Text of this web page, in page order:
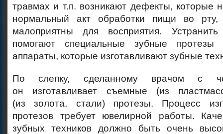
травмах и т.п. возникают дефекты, которые
нормальный акт обработки пищи во рту,
малоприятны для восприятия.
помогают специальные зубные протезы
аппараты, которые изготавливают зубные
По слепку, сделанному врачом с
он изготавливает съемные (из
(из золота, стали) протезы. Процесс
протезов требует ювелирной работы.
зубных техников должно быть очень